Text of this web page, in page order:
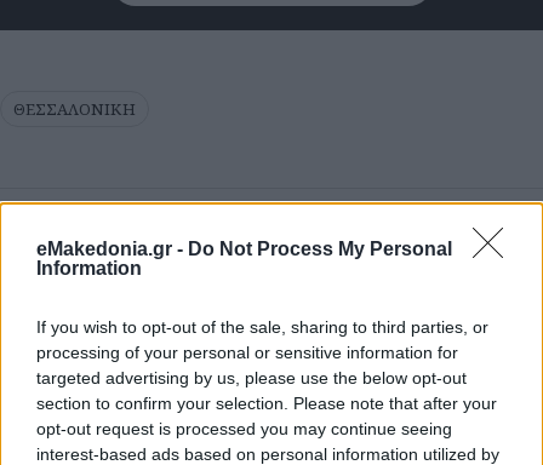
eMakedonia.gr - Do Not Process My Personal
Information
If you wish to opt-out of the sale, sharing to third parties, or
processing of your personal or sensitive information for
targeted advertising by us, please use the below opt-out
section to confirm your selection. Please note that after your
opt-out request is processed you may continue seeing
interest-based ads based on personal information utilized by
ΘΕΣΣΑΛΟΝΙΚΗ